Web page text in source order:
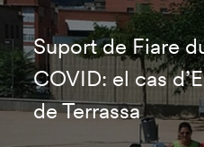
Suport de Fiare
COVID: el cas
de Terrassa